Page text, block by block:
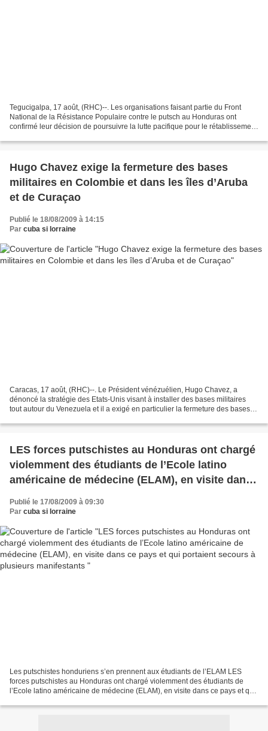
Tegucigalpa, 17 août, (RHC)--. Les organisations faisant partie du Front
National de la Résistance Populaire contre le putsch au Honduras ont
confirmé leur décision de poursuivre la lutte pacifique pour le rétablissement
Hugo Chavez exige la fermeture des bases
militaires en Colombie et dans les îles d’Aruba
et de Curaçao
Publié le 18/08/2009 à 14:15
Par cuba si lorraine
Caracas, 17 août, (RHC)--. Le Président vénézuélien, Hugo Chavez, a
dénoncé la stratégie des Etats-Unis visant à installer des bases militaires
tout autour du Venezuela et il a exigé en particulier la fermeture des bases
LES forces putschistes au Honduras ont chargé
violemment des étudiants de l’Ecole latino
américaine de médecine (ELAM), en visite dans
manifestants
Publié le 17/08/2009 à 09:30
Par cuba si lorraine
Les putschistes honduriens s’en prennent aux étudiants de l’ELAM LES
forces putschistes au Honduras ont chargé violemment des étudiants de
l’Ecole latino américaine de médecine (ELAM), en visite dans ce pays et qui